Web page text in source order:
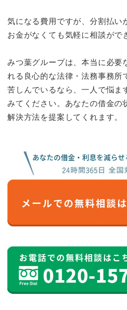
気になる費用ですが、分割払い
お金がなくても気軽に相談がで
みつ葉グループは、本当に必要
れる良心的な法律・法務事務所
苦しんでいるなら、一人で悩ま
みてください。あなたの借金の
解決方法を提案してくれます。